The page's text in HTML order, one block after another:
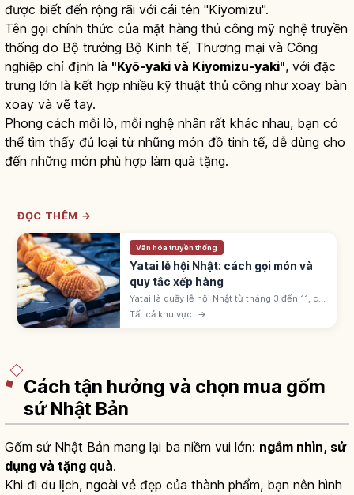
được biết đến rộng rãi với cái tên "Kiyomizu".
Tên gọi chính thức của mặt hàng thủ công mỹ nghệ truyền
thống do Bộ trưởng Bộ Kinh tế, Thương mại và Công
nghiệp chỉ định là "Kyō-yaki và Kiyomizu-yaki", với đặc
trưng lớn là kết hợp nhiều kỹ thuật thủ công như xoay bàn
xoay và vẽ tay.
Phong cách mỗi lò, mỗi nghệ nhân rất khác nhau, bạn có
thể tìm thấy đủ loại từ những món đồ tinh tế, dễ dùng cho
đến những món phù hợp làm quà tặng.
ĐỌC THÊM →
Văn hóa truyền thống
Yatai lễ hội Nhật: cách gọi món và
quy tắc xếp hàng
Yatai là quầy lễ hội Nhật từ tháng 3 đến 11, có
ringo-ame, yakisoba, takoyaki, kakigōri. Giá
300-500 yên; xếp hàng theo thứ tự và dịch
Tất cả khu vực →
Cách tận hưởng và chọn mua gốm
sứ Nhật Bản
Gốm sứ Nhật Bản mang lại ba niềm vui lớn: ngắm nhìn, sử
dụng và tặng quà.
Khi đi du lịch, ngoài vẻ đẹp của thành phẩm, bạn nên hình